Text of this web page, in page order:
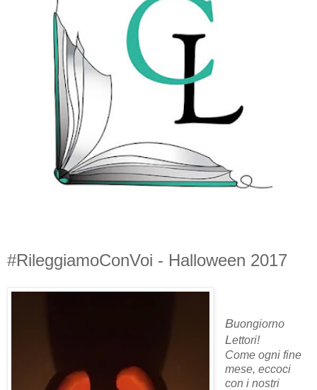
#RileggiamoConVoi - Halloween 2017
Buongiorno
Lettori!
Come ogni fine
mese, eccoci
con i nostri